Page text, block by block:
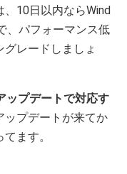
10日以内ならWind
、パフォーマンス低
レードしましょ
ップデートで対応す
ップデートが来てか
ます。